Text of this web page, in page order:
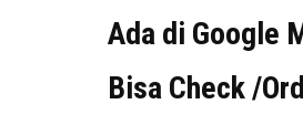
Ada di Google
Bisa Check /